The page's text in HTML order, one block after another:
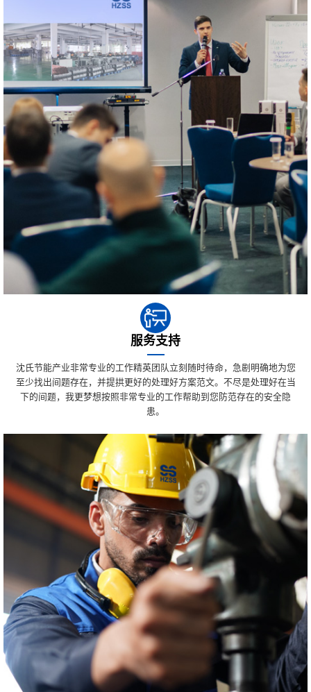
服务支持
沈氏节能产业非常专业的工作精英团队立刻随时待命，急剧明确地为您
至少找出间题存在，并提拱更好的处理好方案范文。不尽是处理好在当
下的间题，我更梦想按照非常专业的工作帮助到您防范存在的安全隐
患。